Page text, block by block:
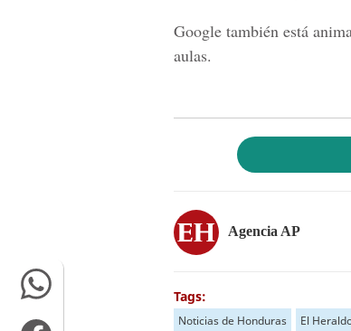
Google también está
aulas.
Agencia AP
Tags:
Noticias de Honduras El